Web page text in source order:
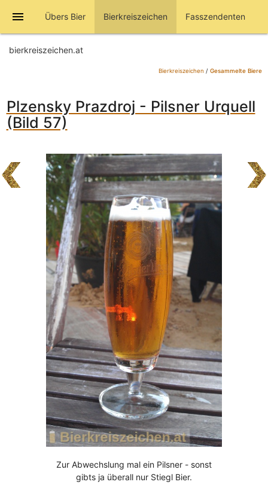
menu Übers Bier Bierkreiszeichen Fasszendenten
bierkreiszeichen.at
Bierkreiszeichen / Gesammelte Biere
Plzensky Prazdroj - Pilsner Urquell
(Bild 57)
Zur Abwechslung mal ein Pilsner - sonst
gibts ja überall nur Stiegl Bier.